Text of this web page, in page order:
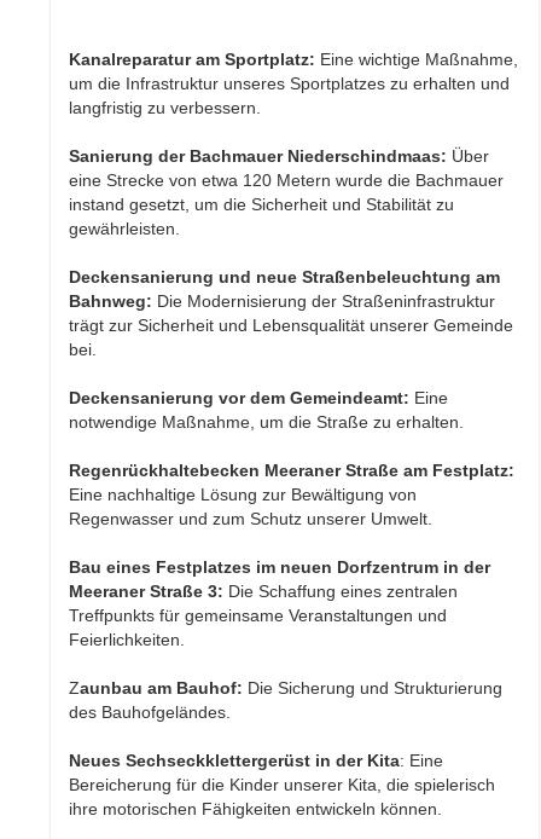
Kanalreparatur am Sportplatz: Eine wichtige Maßnahme,
um die Infrastruktur unseres Sportplatzes zu erhalten und
langfristig zu verbessern.
Sanierung der Bachmauer Niederschindmaas: Über
eine Strecke von etwa 120 Metern wurde die Bachmauer
instand gesetzt, um die Sicherheit und Stabilität zu
gewährleisten.
Deckensanierung und neue Straßenbeleuchtung am
Bahnweg: Die Modernisierung der Straßeninfrastruktur
trägt zur Sicherheit und Lebensqualität unserer Gemeinde
bei.
Deckensanierung vor dem Gemeindeamt: Eine
notwendige Maßnahme, um die Straße zu erhalten.
Regenrückhaltebecken Meeraner Straße am Festplatz:
Eine nachhaltige Lösung zur Bewältigung von
Regenwasser und zum Schutz unserer Umwelt.
Bau eines Festplatzes im neuen Dorfzentrum in der
Meeraner Straße 3: Die Schaffung eines zentralen
Treffpunkts für gemeinsame Veranstaltungen und
Feierlichkeiten.
Zaunbau am Bauhof: Die Sicherung und Strukturierung
des Bauhofgeländes.
Neues Sechseckklettergerüst in der Kita: Eine
Bereicherung für die Kinder unserer Kita, die spielerisch
ihre motorischen Fähigkeiten entwickeln können.